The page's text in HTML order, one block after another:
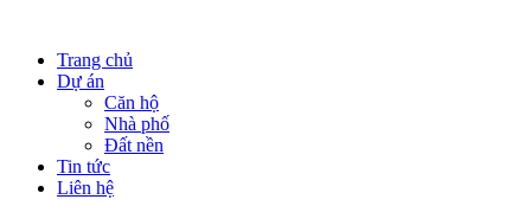
Trang chủ
Dự án
Căn hộ
Nhà phố
Đất nền
Tin tức
Liên hệ